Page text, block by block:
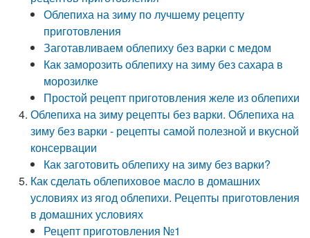
Облепиха на зиму по лучшему рецепту
приготовления
Заготавливаем облепиху без варки с медом
Как заморозить облепиху на зиму без сахара в
морозилке
Простой рецепт приготовления желе из облепихи
Облепиха на зиму рецепты без варки. Облепиха на
зиму без варки - рецепты самой полезной и вкусной
консервации
Как заготовить облепиху на зиму без варки?
Как сделать облепиховое масло в домашних
условиях из ягод облепихи. Рецепты приготовления
в домашних условиях
Рецепт приготовления №1